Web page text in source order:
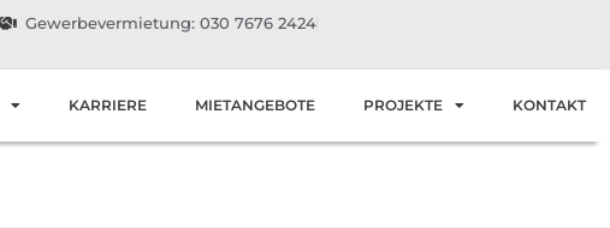
Gewerbevermietung: 030 7676 2424
KARRIERE MIETANGEBOTE PROJEKTE KONTAKT